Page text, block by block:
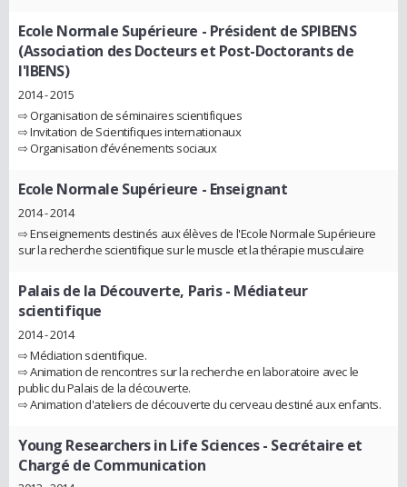
Ecole Normale Supérieure - Président de SPIBENS
(Association des Docteurs et Post-Doctorants de
l'IBENS)
2014 - 2015
⇨ Organisation de séminaires scientifiques
⇨ Invitation de Scientifiques internationaux
⇨ Organisation d’événements sociaux
Ecole Normale Supérieure - Enseignant
2014 - 2014
⇨ Enseignements destinés aux élèves de l'Ecole Normale Supérieure
sur la recherche scientifique sur le muscle et la thérapie musculaire
Palais de la Découverte, Paris- Médiateur
scientifique
2014 - 2014
⇨ Médiation scientifique.
⇨ Animation de rencontres sur la recherche en laboratoire avec le
public du Palais de la découverte.
⇨ Animation d'ateliers de découverte du cerveau destiné aux enfants.
Young Researchers in Life Sciences- Secrétaire et
Chargé de Communication